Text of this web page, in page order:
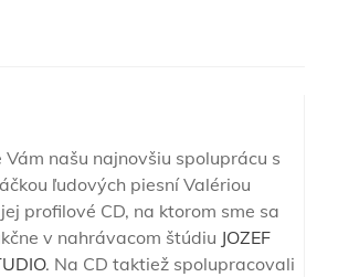
našu najnovšiu spoluprácu s
ľudových piesní Valériou
profilové CD, na ktorom sme sa
v nahrávacom štúdiu JOZEF
. Na CD taktiež spolupracovali